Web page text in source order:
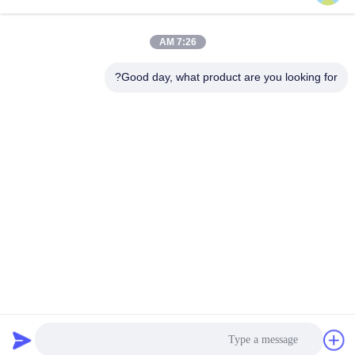
7:26 AM
Good day, what product are you looking for?